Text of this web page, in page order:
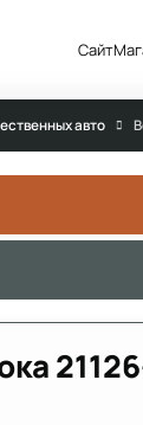
Сайт
авто